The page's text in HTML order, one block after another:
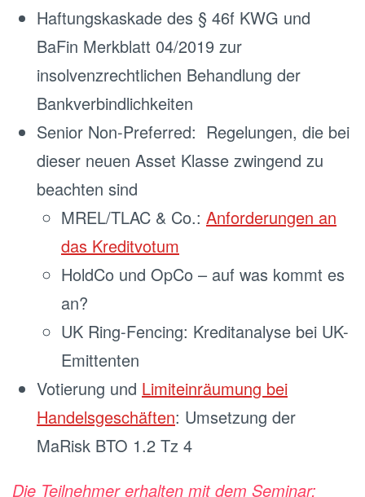
Haftungskaskade des § 46f KWG und
BaFin Merkblatt 04/2019 zur
insolvenzrechtlichen Behandlung der
Bankverbindlichkeiten
Senior Non-Preferred: Regelungen, die bei
dieser neuen Asset Klasse zwingend zu
beachten sind
MREL/TLAC & Co.: Anforderungen an
das Kreditvotum
HoldCo und OpCo – auf was kommt es
an?
UK Ring-Fencing: Kreditanalyse bei UK-
Emittenten
Votierung und Limiteinräumung bei
Handelsgeschäften: Umsetzung der
MaRisk BTO 1.2 Tz 4
Die Teilnehmer erhalten mit dem Seminar: